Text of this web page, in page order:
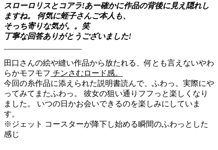
スローロリスとコアラ!あー確かに作品の背後に見え隠れし
ますね。 何気に蛭子さんご本人も、
そっち寄りな気が。。笑
丁寧な回答ありがとうございました!
田口さんの絵や縫い作品から放たれる、何とも言えないやわ
らかモフモフ チンさむロード感。
今回の糸作品に添えられた説明書読んで、ふわっ。実際にや
ってみてまたふわっ。 彼女の狙い通りフフっと楽しくなり
ました。 いつの日かお会いできるのを楽しみにしていま
す。
※ジェット コースターが降下し始める瞬間のふわっとした
感じ